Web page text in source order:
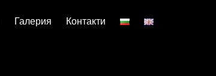
Галерия Контакти